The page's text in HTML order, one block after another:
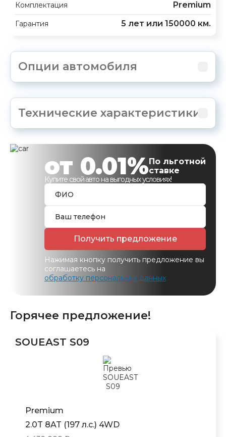
Комплектация Premium
Гарантия 5 лет или 150000 км.
Опции автомобиля
Технические характеристики
от 0.01%По льготной
ставке
Купите свой авто на выгодных условиях!
Получить предложение
Нажимая кнопку получить предложение вы
соглашаетесь на
обработку персональных данных
Горячее предложение!
SOUEAST S09
Premium
2.0T 8AT (197 л.с.) 4WD